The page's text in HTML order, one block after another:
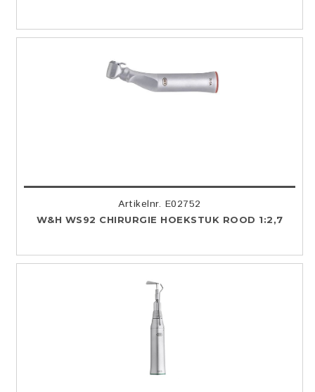
Artikelnr. E02752
W&H WS92 CHIRURGIE HOEKSTUK ROOD 1:2,7